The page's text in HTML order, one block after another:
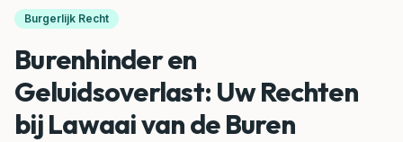
Waarom LawBase?
Prijzen
Over Ons
Burgerlijk Recht
Burenhinder en
Geluidsoverlast: Uw Rechten
bij Lawaai van de Buren